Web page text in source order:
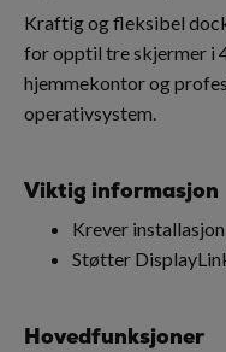
Kraftig og fleksibel
for opptil tre skjermer i
hjemmekontor og
operativsystem.
Viktig informasjon
Krever
Støtter
Hovedfunksjoner